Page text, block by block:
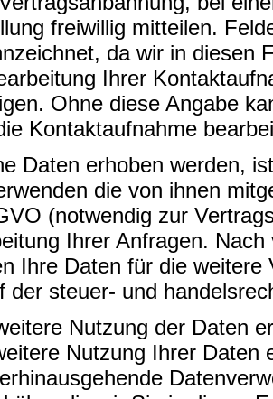
freiwillig mitteilen.
da wir in diesen
Ihrer
Ohne diese Angabe
Kontaktaufnahme
Daten erhoben werden,
die von ihnen
(notwendig zur
Ihrer Anfragen.
Ihre Daten für die
der steuer- und
Nutzung der Daten
Nutzung Ihrer Daten